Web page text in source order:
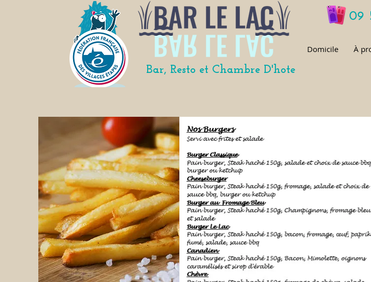
Bar, Resto et Chambre D'hote
Domicile À
09